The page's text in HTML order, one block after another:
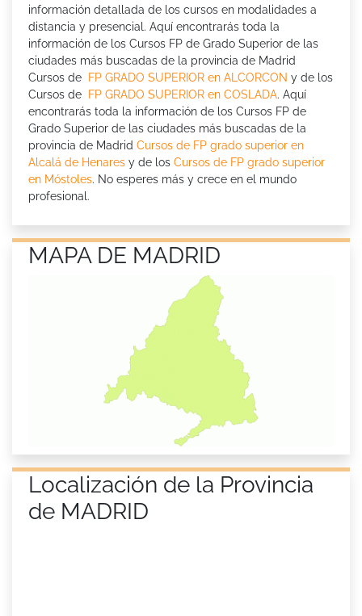
información detallada de los cursos en modalidades a
distancia y presencial. Aquí encontrarás toda la
información de los Cursos FP de Grado Superior de las
ciudades más buscadas de la provincia de Madrid
Cursos de
FP GRADO SUPERIOR en ALCORCON y de los
Cursos de
FP GRADO SUPERIOR en COSLADA. Aquí
encontrarás toda la información de los Cursos FP de
Grado Superior de las ciudades más buscadas de la
provincia de Madrid Cursos de FP grado superior en
Alcalá de Henares y de los Cursos de FP grado superior
en Móstoles. No esperes más y crece en el mundo
profesional.
MAPA DE MADRID
Localización de la Provincia
de MADRID